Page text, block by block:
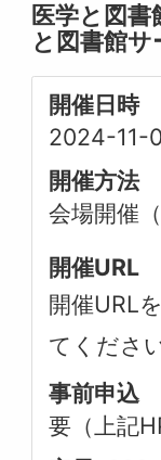
医学と図
と図書館
開催日時
2024-11-
開催方法
会場開催
開催URL
開催URL
てください
事前申込
要（上記